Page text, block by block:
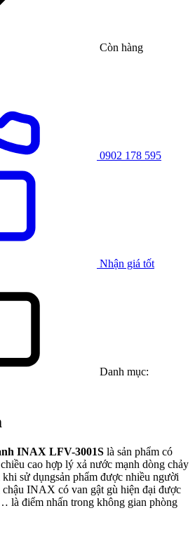
Còn hàng
0902 178 595
Nhận giá tốt
Danh mục:
INAX LFV-3001S là sản phẩm có
cao hợp lý xả nước mạnh dòng chảy
sử dụngsản phẩm được nhiều người
INAX có van gật gù hiện đại được
là điểm nhấn trong không gian phòng